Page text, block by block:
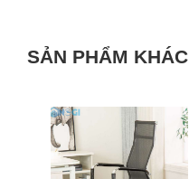
SẢN PHẨM KHÁC
-28%